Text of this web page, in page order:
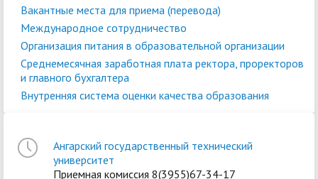
Вакантные места для приема (перевода)
Международное сотрудничество
Организация питания в образовательной организации
Среднемесячная заработная плата ректора, проректоров
и главного бухгалтера
Внутренняя система оценки качества образования
Ангарский государственный технический
университет
Приемная комиссия 8(3955)67-34-17